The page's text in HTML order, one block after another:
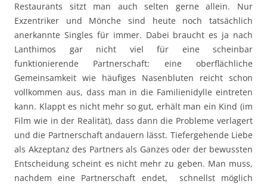
Restaurants sitzt man auch selten gerne allein. Nur
Exzentriker und Mönche sind heute noch tatsächlich
anerkannte Singles für immer. Dabei braucht es ja nach
Lanthimos gar nicht viel für eine scheinbar
funktionierende Partnerschaft: eine oberflächliche
Gemeinsamkeit wie häufiges Nasenbluten reicht schon
vollkommen aus, dass man in die Familienidylle eintreten
kann. Klappt es nicht mehr so gut, erhält man ein Kind (im
Film wie in der Realität), dass dann die Probleme verlagert
und die Partnerschaft andauern lässt. Tiefergehende Liebe
als Akzeptanz des Partners als Ganzes oder der bewussten
Entscheidung scheint es nicht mehr zu geben. Man muss,
nachdem eine Partnerschaft endet, schnellst möglich